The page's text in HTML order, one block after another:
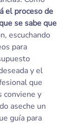
el proceso de
se sabe que
escuchando
para
y el
que
conviene y
aseche un
guía para